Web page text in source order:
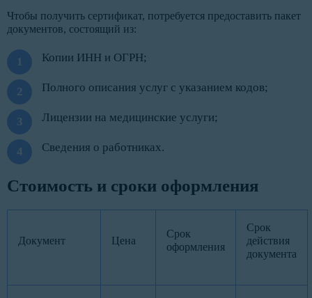
Чтобы получить сертификат, потребуется предоставить пакет
документов, состоящий из:
Копии ИНН и ОГРН;
Полного описания услуг с указанием кодов;
Лицензии на медицинские услуги;
Сведения о работниках.
Стоимость и сроки оформления
Документ Цена
Срок
оформления
Срок
действия
документа